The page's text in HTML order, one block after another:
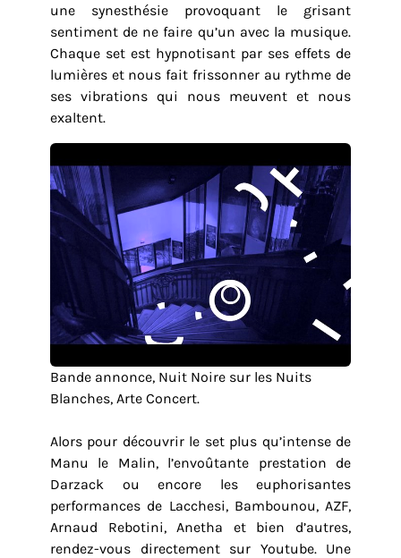
une synesthésie provoquant le grisant
sentiment de ne faire qu’un avec la musique.
Chaque set est hypnotisant par ses effets de
lumières et nous fait frissonner au rythme de
ses vibrations qui nous meuvent et nous
exaltent.
Bande annonce, Nuit Noire sur les Nuits
Blanches, Arte Concert.
Alors pour découvrir le set plus qu’intense de
Manu le Malin, l’envoûtante prestation de
Darzack ou encore les euphorisantes
performances de Lacchesi, Bambounou, AZF,
Arnaud Rebotini, Anetha et bien d’autres,
rendez-vous directement sur Youtube. Une